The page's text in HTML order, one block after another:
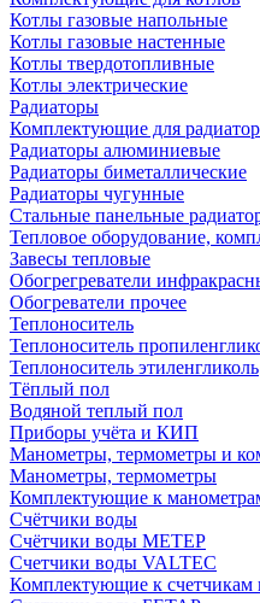
Котлы газовые напольные
Котлы газовые настенные
Котлы твердотопливные
Котлы электрические
Радиаторы
Комплектующие для
Радиаторы алюминиевые
Радиаторы биметаллические
Радиаторы чугунные
Стальные панельные
Тепловое оборудование,
Завесы тепловые
Обогрегреватели
Обогреватели прочее
Теплоноситель
Теплоноситель
Теплоноситель этиленгликоль
Тёплый пол
Водяной теплый пол
Приборы учёта и КИП
Манометры, термометры и
Манометры, термометры
Комплектующие к
Счётчики воды
Счётчики воды МЕТЕР
Счетчики воды VALTEC
Комплектующие к счетчикам